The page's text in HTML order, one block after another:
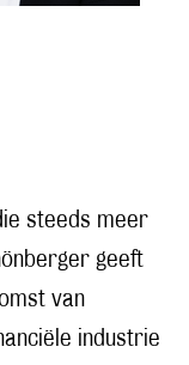
steeds meer
geeft
van
industrie